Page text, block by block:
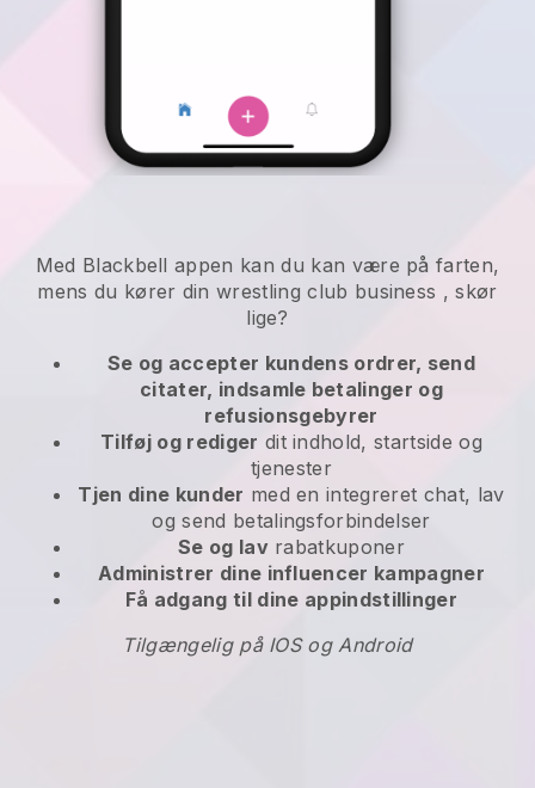
Med Blackbell appen kandu kan være på farten,
mens du kører din wrestling club business , skør
lige?
Se og accepter kundens ordrer, send
citater, indsamle betalinger og
refusionsgebyrer
Tilføj og rediger dit indhold, startside og
tjenester
Tjen dine kunder med en integreret chat, lav
og send betalingsforbindelser
Se og lavrabatkuponer
Administrer dine influencer kampagner
Få adgang til dine appindstillinger
Tilgængelig på IOS og Android